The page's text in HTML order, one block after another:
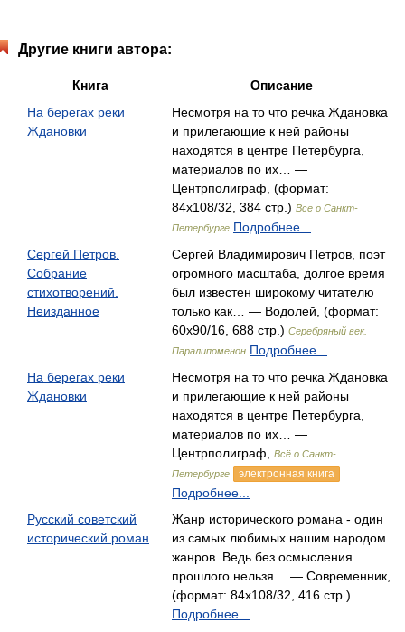
Другие книги автора:
Книга
Описание
На берегах реки
Ждановки
Несмотря на то что речка Ждановка
и прилегающие к ней районы
находятся в центре Петербурга,
материалов по их… —
Центрполиграф, (формат:
84x108/32, 384 стр.) Все о Санкт-
Петербурге Подробнее...
Сергей Петров.
Собрание
стихотворений.
Неизданное
Сергей Владимирович Петров, поэт
огромного масштаба, долгое время
был известен широкому читателю
только как… — Водолей, (формат:
60x90/16, 688 стр.) Серебряный век.
Паралипоменон Подробнее...
На берегах реки
Ждановки
Несмотря на то что речка Ждановка
и прилегающие к ней районы
находятся в центре Петербурга,
материалов по их… —
Центрполиграф,
Всё о Санкт-
Петербурге
электронная книга
Подробнее...
Русский советский
исторический роман
Жанр исторического романа - один
из самых любимых нашим народом
жанров. Ведь без осмысления
прошлого нельзя… — Современник,
(формат: 84x108/32, 416 стр.)
Подробнее...